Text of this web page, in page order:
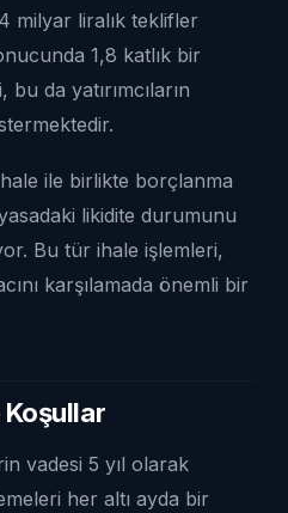
milyar liralık teklifler
1,8 katlık bir
da yatırımcıların
ile birlikte borçlanma
likidite durumunu
Bu tür ihale işlemleri,
karşılamada önemli bir
Koşullar
vadesi 5 yıl olarak
her altı ayda bir